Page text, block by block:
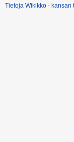
Tietoja Wikikko - kansan